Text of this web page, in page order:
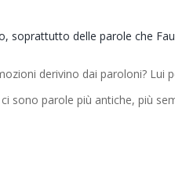
delle parole che
derivino dai paroloni? Lui
sono parole più antiche, più